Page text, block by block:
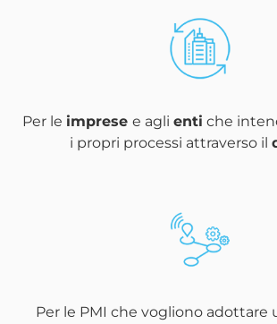
Per le imprese e agli enti che
i propri processi attraverso il
Per le PMI che vogliono adottare